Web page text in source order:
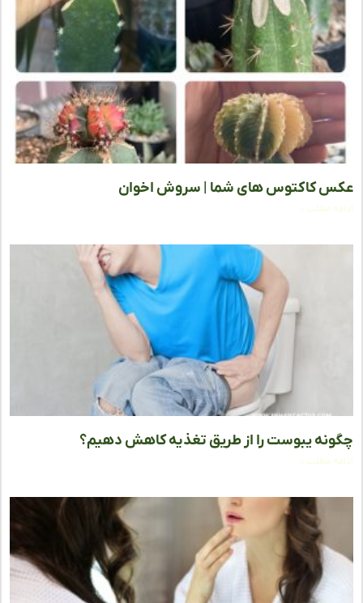
کاکتوس های شما | سروش اخوان
مطلب »
یبوست را از طریق تغذیه کاهش دهیم؟
مطلب »